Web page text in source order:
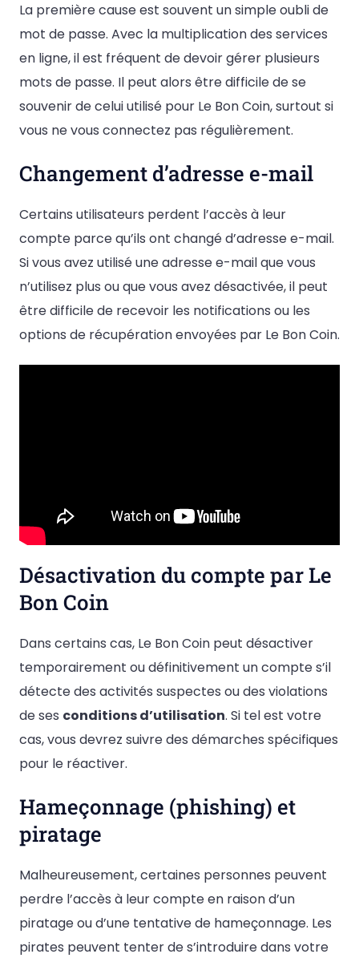
La première cause est souvent un simple oubli de
mot de passe. Avec la multiplication des services
en ligne, il est fréquent de devoir gérer plusieurs
mots de passe. Il peut alors être difficile de se
souvenir de celui utilisé pour Le Bon Coin, surtout si
vous ne vous connectez pas régulièrement.
Changement d’adresse e-mail
Certains utilisateurs perdent l’accès à leur
compte parce qu’ils ont changé d’adresse e-mail.
Si vous avez utilisé une adresse e-mail que vous
n’utilisez plus ou que vous avez désactivée, il peut
être difficile de recevoir les notifications ou les
options de récupération envoyées par Le Bon Coin.
Désactivation du compte par Le
Bon Coin
Dans certains cas, Le Bon Coin peut désactiver
temporairement ou définitivement un compte s’il
détecte des activités suspectes ou des violations
de ses conditions d’utilisation. Si tel est votre
cas, vous devrez suivre des démarches spécifiques
pour le réactiver.
Hameçonnage (phishing) et
piratage
Malheureusement, certaines personnes peuvent
perdre l’accès à leur compte en raison d’un
piratage ou d’une tentative de hameçonnage. Les
pirates peuvent tenter de s’introduire dans votre